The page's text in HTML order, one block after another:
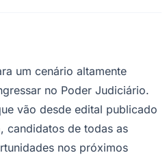
um cenário altamente
no Poder Judiciário.
vão desde edital publicado
candidatos de todas as
nos próximos